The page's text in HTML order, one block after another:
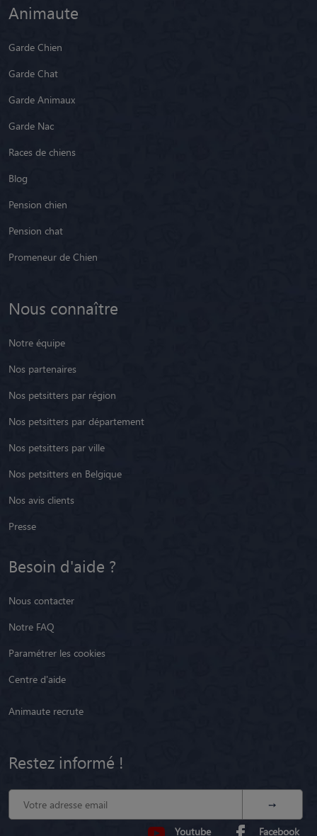
Animaute
Garde Chien
Garde Chat
Garde Animaux
Garde Nac
Races de chiens
Blog
Pension chien
Pension chat
Promeneur de Chien
Nous connaître
Notre équipe
Nos partenaires
Nos petsitters par région
Nos petsitters par département
Nos petsitters par ville
Nos petsitters en Belgique
Nos avis clients
Presse
Besoin d'aide ?
Nous contacter
Notre FAQ
Paramétrer les cookies
Centre d'aide
Animaute recrute
Restez informé !
Youtube Facebook